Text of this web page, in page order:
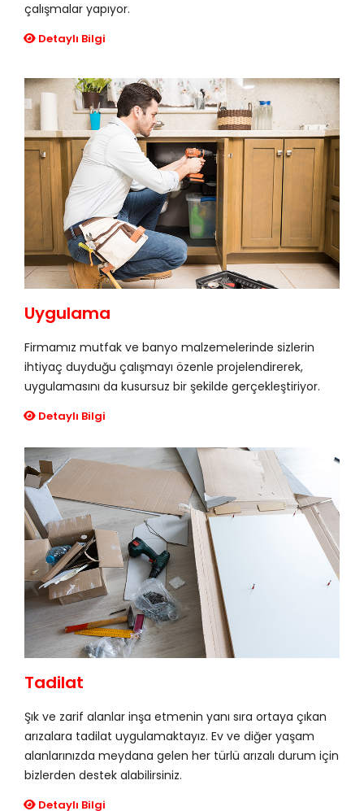
çalışmalar yapıyor.
Detaylı Bilgi
Uygulama
Firmamız mutfak ve banyo malzemelerinde sizlerin
ihtiyaç duyduğu çalışmayı özenle projelendirerek,
uygulamasını da kusursuz bir şekilde gerçekleştiriyor.
Detaylı Bilgi
Tadilat
Şık ve zarif alanlar inşa etmenin yanı sıra ortaya çıkan
arızalara tadilat uygulamaktayız. Ev ve diğer yaşam
alanlarınızda meydana gelen her türlü arızalı durum için
bizlerden destek alabilirsiniz.
Detaylı Bilgi